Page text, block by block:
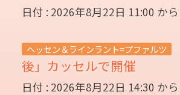
日付 : 2026年8月22日 11:00 から
ヘッセン＆ラインラント=プファルツ
後」カッセルで開催
日付 : 2026年8月22日 14:30 から